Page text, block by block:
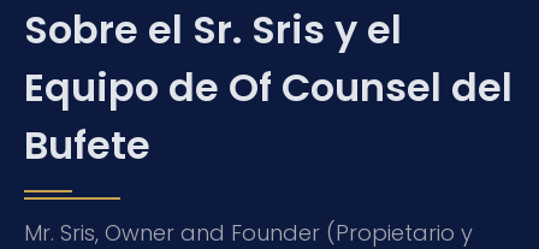
Sobre el Sr. Sris y el
Equipo de Of Counsel del
Bufete
Mr. Sris, Owner and Founder (Propietario y